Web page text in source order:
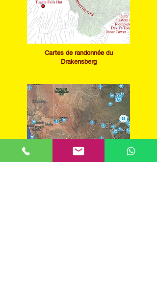
Cartes de randonnée du
Drakensberg